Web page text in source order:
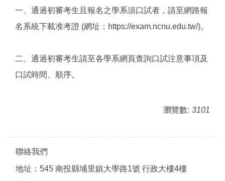
一、通過初審考生且報名之學系須口試者，請至網路報
名系統下載准考證 (網址：https://exam.ncnu.edu.tw/)。
二、通過初審考生請至各學系網頁查詢口試注意事項及
口試時間、順序。
瀏覽數: 3101
聯絡我們
地址：545 南投縣埔里鎮大學路1號 行政大樓4樓